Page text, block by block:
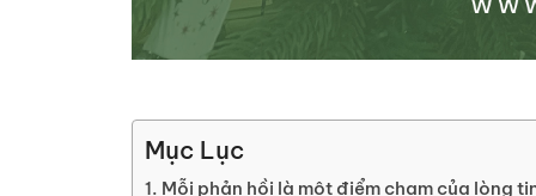
Mục Lục
Mỗi phản hồi là một điểm chạm của lòng